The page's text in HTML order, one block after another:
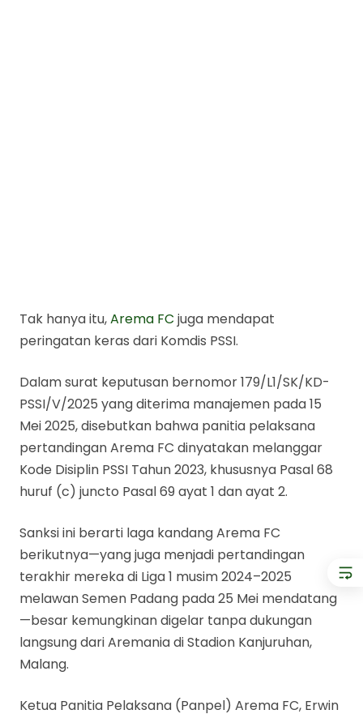
Tak hanya itu,Arema FC juga mendapat
peringatan keras dari Komdis PSSI.
Dalam surat keputusan bernomor 179/L1/SK/KD-
PSSI/V/2025 yang diterima manajemen pada 15
Mei 2025, disebutkan bahwa panitia pelaksana
pertandingan Arema FC dinyatakan melanggar
Kode Disiplin PSSI Tahun 2023, khususnya Pasal 68
huruf (c) juncto Pasal 69 ayat 1 dan ayat 2.
Sanksi ini berarti laga kandang Arema FC
berikutnya—yang juga menjadi pertandingan
terakhir mereka di Liga 1 musim 2024–2025
melawan Semen Padang pada 25 Mei mendatang
—besar kemungkinan digelar tanpa dukungan
langsung dari Aremania di Stadion Kanjuruhan,
Malang.
Ketua Panitia Pelaksana (Panpel) Arema FC, Erwin